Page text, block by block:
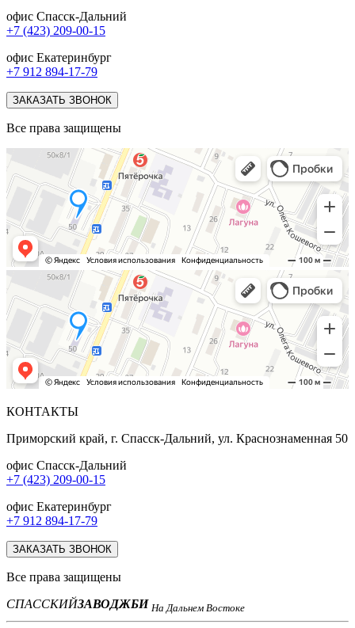
офис Спасск-Дальний
+7 (423) 209-00-15
офис Екатеринбург
+7 912 894-17-79
ЗАКАЗАТЬ ЗВОНОК
Все права защищены
КОНТАКТЫ
Приморский край, г. Спасск-Дальний, ул. Краснознаменная 50
офис Спасск-Дальний
+7 (423) 209-00-15
офис Екатеринбург
+7 912 894-17-79
ЗАКАЗАТЬ ЗВОНОК
Все права защищены
СПАССКИЙЗАВОДЖБИ На Дальнем Востоке